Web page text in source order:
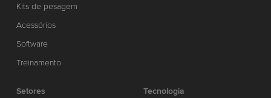
Kits de pesagem
Acessórios
Software
Treinamento
Setores
Tecnologia